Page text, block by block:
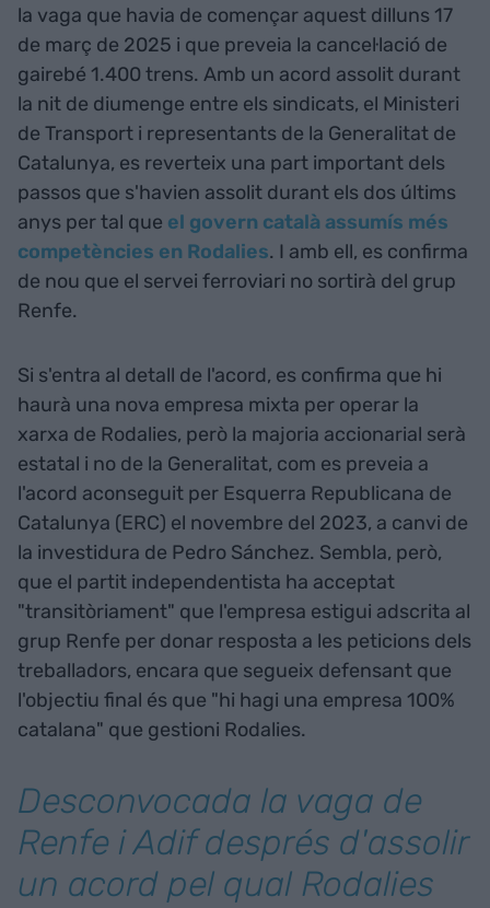
la vaga que havia de començar aquest dilluns 17
de març de 2025 i que preveia la cancel·lació de
gairebé 1.400 trens. Amb un acord assolit durant
la nit de diumenge entre els sindicats, el Ministeri
de Transport i representants de la Generalitat de
Catalunya, es reverteix una part important dels
passos que s'havien assolit durant els dos últims
anys per tal que el govern català assumís més
competències en Rodalies. I amb ell, es confirma
de nou que el servei ferroviari no sortirà del grup
Renfe.
Si s'entra al detall de l'acord, es confirma que hi
haurà una nova empresa mixta per operar la
xarxa de Rodalies, però la majoria accionarial serà
estatal i no de la Generalitat, com es preveia a
l'acord aconseguit per Esquerra Republicana de
Catalunya (ERC) el novembre del 2023, a canvi de
la investidura de Pedro Sánchez. Sembla, però,
que el partit independentista ha acceptat
"transitòriament" que l'empresa estigui adscrita al
grup Renfe per donar resposta a les peticions dels
treballadors, encara que segueix defensant que
l'objectiu final és que "hi hagi una empresa 100%
catalana" que gestioni Rodalies.
Desconvocada la vaga de
Renfe i Adif després d'assolir
un acord pel qual Rodalies